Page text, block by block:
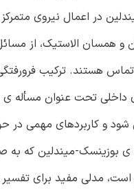
در اعمال نیروی
همسان الاستیک، از
هستند. ترکیب
داخلی تحت عنوان مسأله
و کاربردهای مهمی در
ی بوزینسک-میندلین که به
مدلی مفید برای